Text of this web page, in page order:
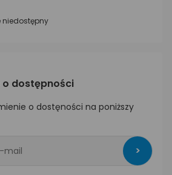
niedostępny
o dostępności
o dostęności na poniższy
>